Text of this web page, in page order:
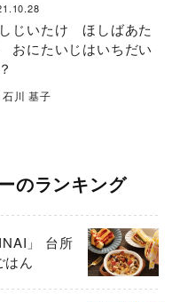
じいたけ ほしばあた
おにたいじはいちだい
川 基子
のランキング
台所
はん